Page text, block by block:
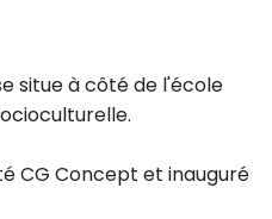
situe à côté de l'école
CG Concept et inauguré